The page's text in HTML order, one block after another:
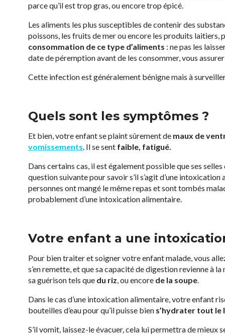
parce qu’il est trop gras, ou encore trop épicé.
Les aliments les plus susceptibles de contenir des
poissons, les fruits de mer ou encore les produits
consommation de ce type d’aliments : ne pas les
date de péremption avant de les consommer, vous
Cette infection est généralement bénigne mais à
Quels sont les symptômes ?
Et bien, votre enfant se plaint sûrement de maux de
vomissements. Il se sent faible, fatigué.
Dans certains cas, il est également possible que ses
question suivante pour savoir s’il s’agit d’une intoxication
personnes ont mangé le même repas et sont tombés
probablement d’une intoxication alimentaire.
Votre enfant a une
Pour bien traiter et soigner votre enfant malade, vous
s’en remette, et que sa capacité de digestion revienne à
sa guérison tels que du riz, ou encore de la soupe.
Dans le cas d’une intoxication alimentaire, votre enfant
bouteilles d’eau pour qu’il puisse bien s’hydrater tout le
S’il vomit, laissez-le évacuer, cela lui permettra de mieux